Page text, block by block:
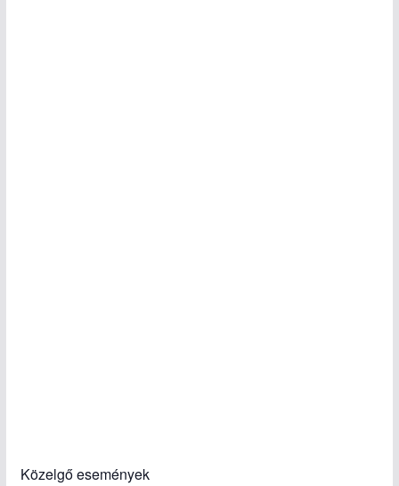
Közelgő események